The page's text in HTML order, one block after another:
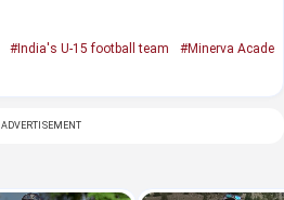
#India's U-15 football team
#Minerva Acade
ADVERTISEMENT